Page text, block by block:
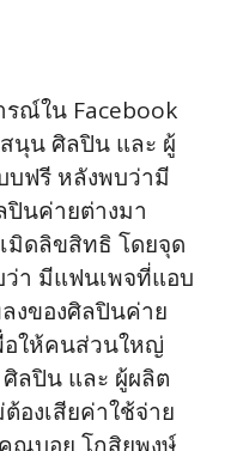
ณ์ใน Facebook
นุน ศิลปิน และ ผู้
บฟรี หลังพบว่ามี
ปินค่ายต่างมา
มิดลิขสิทธิ โดยจุด
า มีแฟนเพจที่แอบ
งของศิลปินค่าย
อให้คนส่วนใหญ่
ศิลปิน และ ผู้ผลิต
องเสียค่าใช้จ่าย